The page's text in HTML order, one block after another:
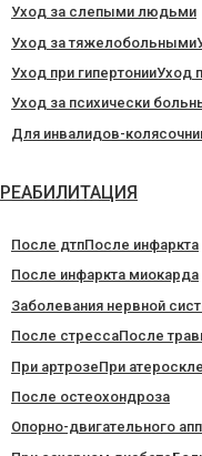
Уход за слепыми людьми
Уход за тяжелобольными
Уход при гипертонииУход
Уход за психически
Для инвалидов-
РЕАБИЛИТАЦИЯ
После дтпПосле инфаркта
После инфаркта миокарда
Заболевания нервной
После стрессаПосле
При артрозеПри
После остеохондроза
Опорно-двигательного